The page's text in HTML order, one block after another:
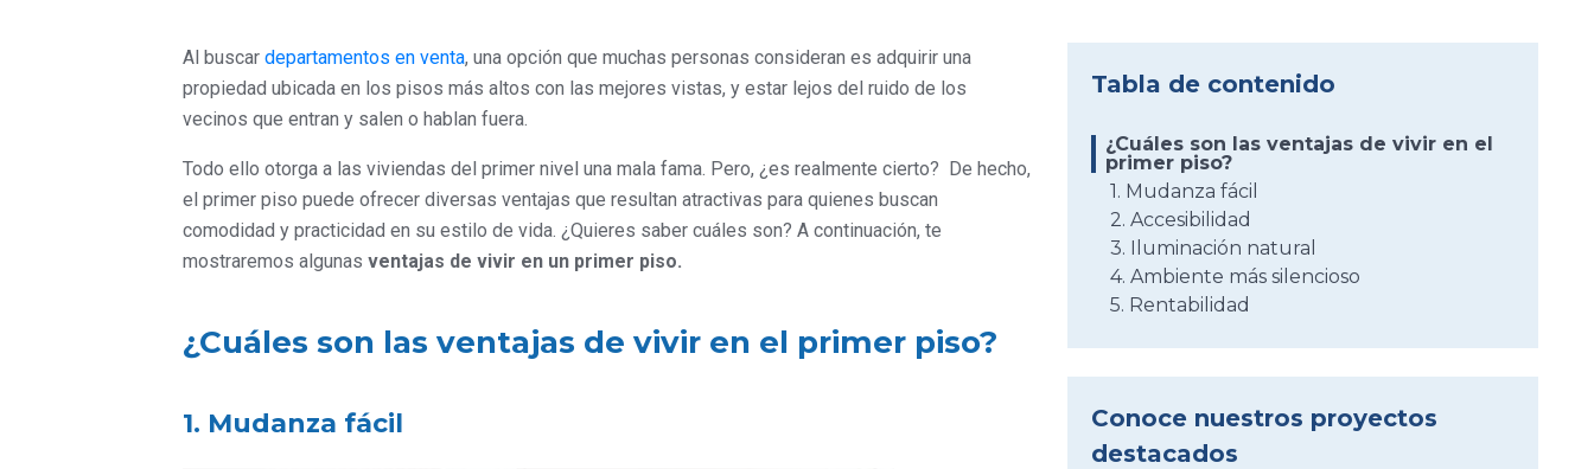
Al buscar departamentos en venta, una opción que muchas personas consideran es adquirir una
propiedad ubicada en los pisos más altos con las mejores vistas, y estar lejos del ruido de los
vecinos que entran y salen o hablan fuera.
Todo ello otorga a las viviendas del primer nivel una mala fama. Pero, ¿es realmente cierto? De hecho,
el primer piso puede ofrecer diversas ventajas que resultan atractivas para quienes buscan
comodidad y practicidad en su estilo de vida. ¿Quieres saber cuáles son? A continuación, te
mostraremos algunas ventajas de vivir en un primer piso.
¿Cuáles son las ventajas de vivir en el primer piso?
1. Mudanza fácil
Tabla de contenido
¿Cuáles son las ventajas de vivir en el
primer piso?
1. Mudanza fácil
2. Accesibilidad
3. Iluminación natural
4. Ambiente más silencioso
5. Rentabilidad
Conoce nuestros proyectos
destacados